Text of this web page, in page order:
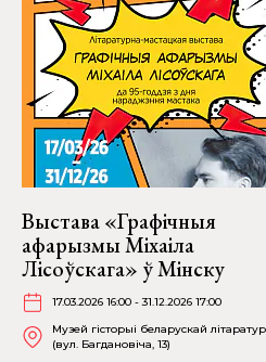
Выстава «Графічныя
афарызмы Міхаіла
Лісоўскага» ў Мінску
17.03.2026 16:00 - 31.12.2026 17:00
Музей гісторыі беларускай
(вул. Багдановіча, 13)